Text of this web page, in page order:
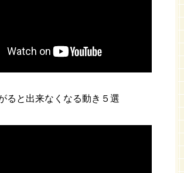
ると出来なくなる動き５選